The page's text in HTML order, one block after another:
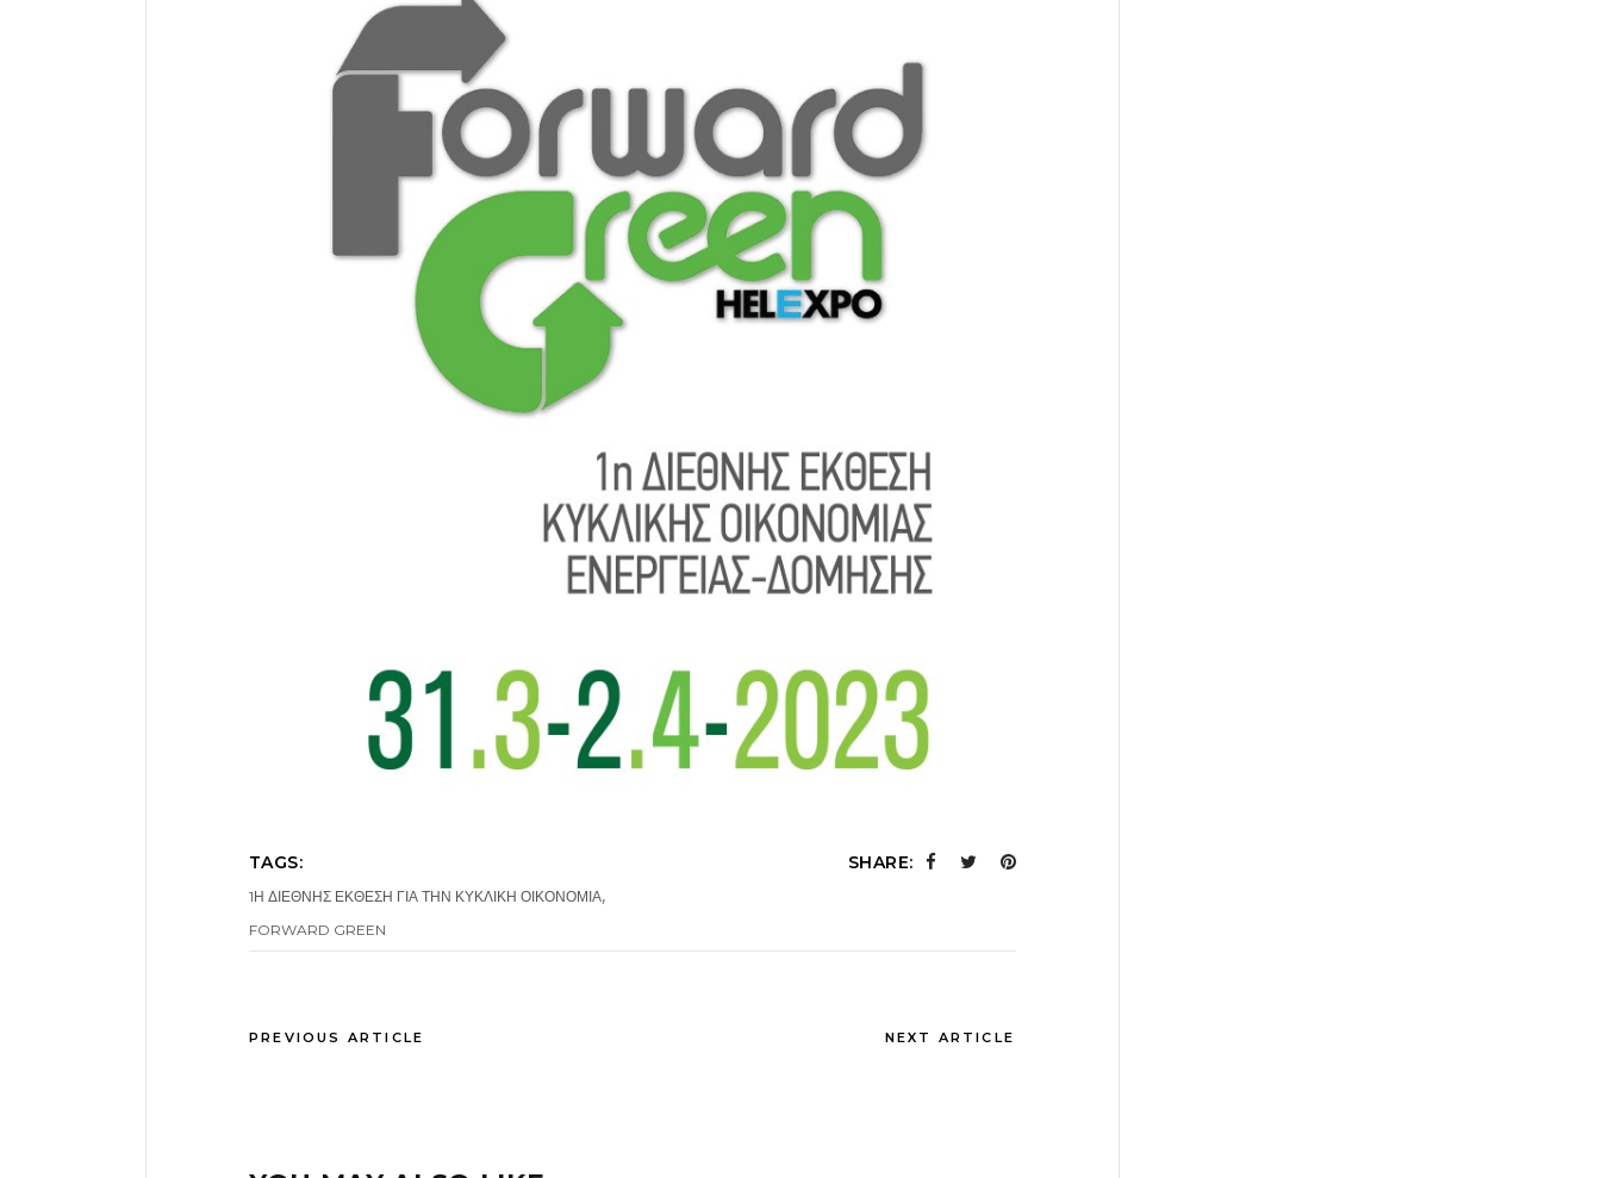
TAGS:
1Η ΔΙΕΘΝΗΣ ΕΚΘΕΣΗ ΓΙΑ ΤΗΝ ΚΥΚΛΙΚΗ ΟΙΚΟΝΟΜΙΑ,
FORWARD GREEN
SHARE:
PREVIOUS ARTICLE NEXT ARTICLE